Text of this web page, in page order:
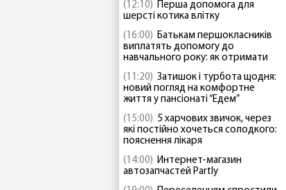
(12:10) Перша допомога для
шерсті котика влітку
(16:00) Батькам першокласників
виплатять допомогу до
навчального року: як отримати
(11:20) Затишок і турбота щодня:
новий погляд на комфортне
життя у пансіонаті “Едем”
(15:00) 5 харчових звичок, через
які постійно хочеться солодкого:
пояснення лікаря
(14:00) Интернет-магазин
автозапчастей Partly